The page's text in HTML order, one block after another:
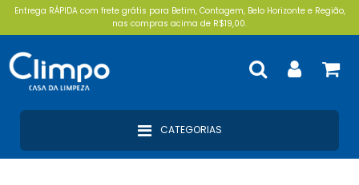
Entrega RÁPIDA com frete grátis para Betim, Contagem, Belo Horizonte e Região,
nas compras acima de R$19,00.
CATEGORIAS